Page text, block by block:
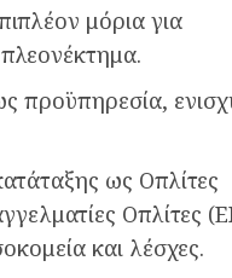
μόρια για
προϋπηρεσία,
ως Οπλίτες
Οπλίτες
και λέσχες.